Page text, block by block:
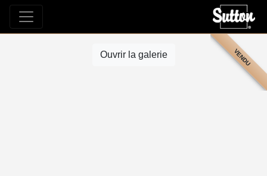
VENDU
Ouvrir la galerie